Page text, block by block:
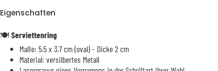
Eigenschaften
🍽️ Serviettenring
Maße: 5.5 x 3.7 cm (oval) - Dicke 2 cm
Material: versilbertes Metall